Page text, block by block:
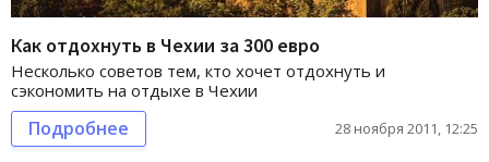
Как отдохнуть в Чехии за 300 евро
Несколько советов тем, кто хочет отдохнуть и
сэкономить на отдыхе в Чехии
Подробнее 28 ноября 2011, 12:25